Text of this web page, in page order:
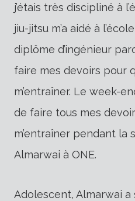
j’étais très discipliné à
jiu-jitsu m’a aidé à
diplôme d’ingénieur
faire mes devoirs pour
m’entraîner. Le week-
de faire tous mes
m’entraîner pendant la
Almarwai à ONE.
Adolescent, Almarwai